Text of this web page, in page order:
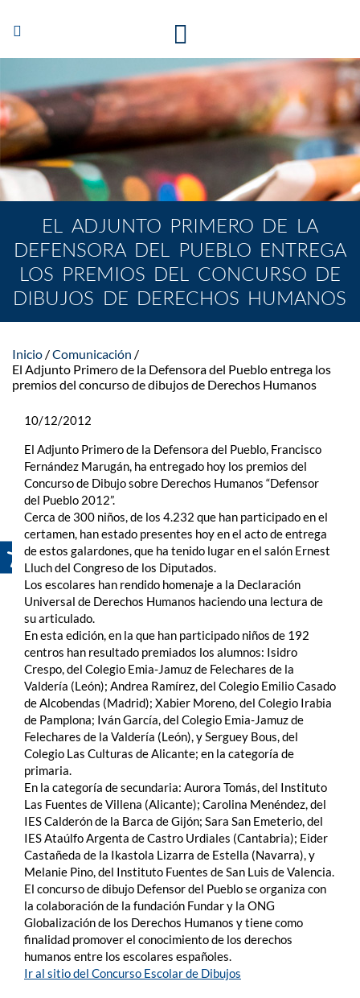
Abrir/Cerrar
navegación
EL ADJUNTO PRIMERO DE LA
DEFENSORA DEL PUEBLO ENTREGA
LOS PREMIOS DEL CONCURSO DE
DIBUJOS DE DERECHOS HUMANOS
Inicio
Comunicación
El Adjunto Primero de la Defensora del Pueblo entrega los
premios del concurso de dibujos de Derechos Humanos
10/12/2012
El Adjunto Primero de la Defensora del Pueblo, Francisco
Fernández Marugán, ha entregado hoy los premios del
Concurso de Dibujo sobre Derechos Humanos “Defensor
del Pueblo 2012”.
Cerca de 300 niños, de los 4.232 que han participado en el
certamen, han estado presentes hoy en el acto de entrega
de estos galardones, que ha tenido lugar en el salón Ernest
Lluch del Congreso de los Diputados.
Los escolares han rendido homenaje a la Declaración
Universal de Derechos Humanos haciendo una lectura de
su articulado.
En esta edición, en la que han participado niños de 192
centros han resultado premiados los alumnos: Isidro
Crespo, del Colegio Emia-Jamuz de Felechares de la
Valdería (León); Andrea Ramírez, del Colegio Emilio Casado
de Alcobendas (Madrid); Xabier Moreno, del Colegio Irabia
de Pamplona; Iván García, del Colegio Emia-Jamuz de
Felechares de la Valdería (León), y Serguey Bous, del
Colegio Las Culturas de Alicante; en la categoría de
primaria.
En la categoría de secundaria: Aurora Tomás, del Instituto
Las Fuentes de Villena (Alicante); Carolina Menéndez, del
IES Calderón de la Barca de Gijón; Sara San Emeterio, del
IES Ataúlfo Argenta de Castro Urdiales (Cantabria); Eider
Castañeda de la Ikastola Lizarra de Estella (Navarra), y
Melanie Pino, del Instituto Fuentes de San Luis de Valencia.
El concurso de dibujo Defensor del Pueblo se organiza con
la colaboración de la fundación Fundar y la ONG
Globalización de los Derechos Humanos y tiene como
finalidad promover el conocimiento de los derechos
humanos entre los escolares españoles.
Ir al sitio del Concurso Escolar de Dibujos